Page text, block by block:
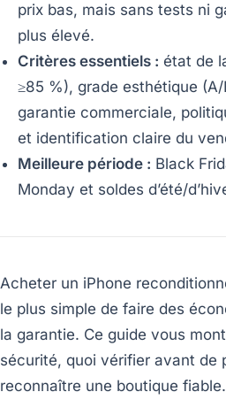
prix bas, mais sans tests ni
plus élevé.
Critères essentiels : état de
≥85 %), grade esthétique
garantie commerciale,
et identification claire du
Meilleure période : Black
Monday et soldes d’été/
Acheter un iPhone
le plus simple de faire des
la garantie. Ce guide vous
sécurité, quoi vérifier avant de
reconnaître une boutique fiable.